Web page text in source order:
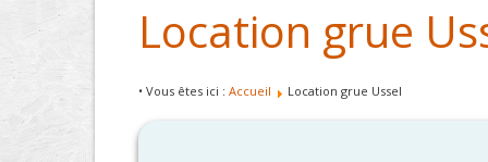
Location grue
• Vous êtes ici : Accueil Location grue Ussel